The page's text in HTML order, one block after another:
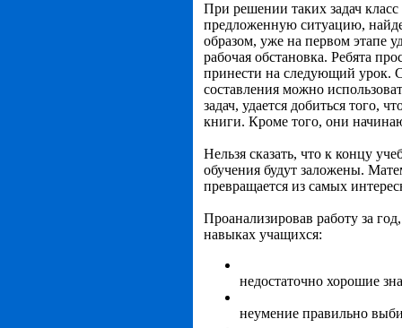
При решении таких задач класс
предложенную ситуацию,
образом, уже на первом этапе
рабочая обстановка. Ребята
принести на следующий урок.
составления можно
задач, удается добиться того,
книги. Кроме того, они
Нельзя сказать, что к концу
обучения будут заложены.
превращается из самых
Проанализировав работу за
навыках учащихся:
недостаточно хорошие
неумение правильно